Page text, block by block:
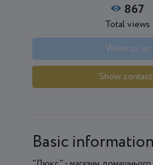
867
Total views
Write to us
Show
Basic information